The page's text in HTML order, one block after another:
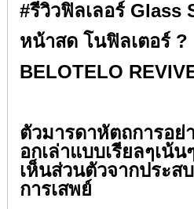
#รีวิวฟิลเลอร์ Glass
หน้าสด โนฟิลเตอร์ ? ⁣⁣
BELOTELO
ตัวมารดาหัตถการอย่
อกเล่าแบบเรียลๆเน้
เห็นส่วนตัวจากประส
การเสพย์⁣⁣